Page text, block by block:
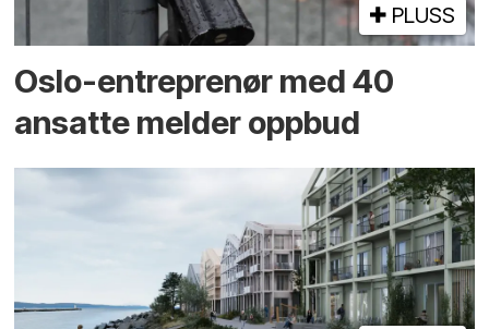
PLUSS
Oslo-entreprenør med 40
ansatte melder oppbud